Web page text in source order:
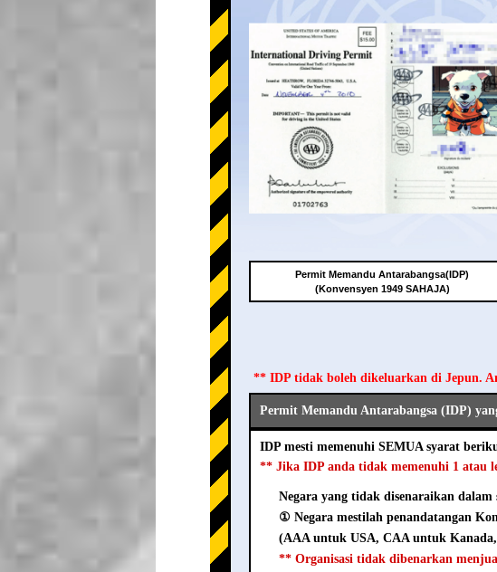
Permit Memandu Antarabangsa(IDP)
(Konvensyen 1949 SAHAJA)
** IDP tidak boleh dikeluarkan di Jepun.
Permit Memandu Antarabangsa (IDP)
IDP mesti memenuhi SEMUA syarat
** Jika IDP anda tidak memenuhi 1 atau
Negara yang tidak disenaraikan
① Negara mestilah penandatangan
(AAA untuk USA, CAA untuk
** Organisasi tidak dibenarkan